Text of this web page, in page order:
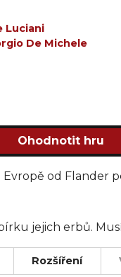
Luciani
De Michele
Ohodnotit hru
od Flander
jejich erbů.
katedrál, získat
také využívat
Rozšíření